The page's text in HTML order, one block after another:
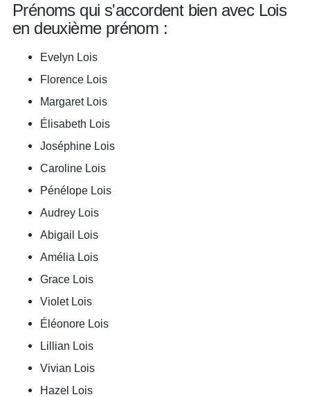
Prénoms qui s'accordent bien avec Lois
en deuxième prénom :
Evelyn Lois
Florence Lois
Margaret Lois
Élisabeth Lois
Joséphine Lois
Caroline Lois
Pénélope Lois
Audrey Lois
Abigail Lois
Amélia Lois
Grace Lois
Violet Lois
Éléonore Lois
Lillian Lois
Vivian Lois
Hazel Lois